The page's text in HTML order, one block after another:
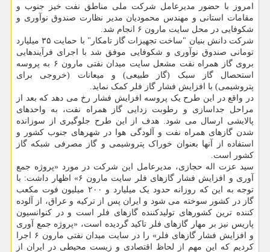
امروز با حضور مدیرعامل شرکت ملی مناطق نفت خیز جنوب و
مقامات استانی و مهندس محمودیان مدیر نظارت صندوق نوآوری و
شکوفایی در محل سایت مارون ۶ انجام شد.
شرکت دانش بنیان "ساخت تجهیزات گاز تامکار" با حمایت ۳۵ میلیارد
تومانی صندوق نوآوری و شکوفایی موفق شد با اجرای فرآیندهایی
بروی گاز همراه نفت مشعل سایت میدان نفتی مارون ۶ به پروسه
استحصال گاز سبک (گاز طبیعی) و میعانات (خروجی برای
پتروشیمی) با افزایش فشار گاز فلر کمک نماید.
در واقع در این طرح یک پروسه افزایش فشار رخ می دهد که بعد از
مراحل جداسازی و رطوبت زدایی گاز همراه نفت، به واحدهای
پالایشی ارسال می شود. هدف از این طرح جلوگیری از سوزانده
شدن گازهای همراه نفت و آلودگی هوا در شهرهای جنوب کشور و
استفاده از آنها بعنوان خوراک پتروشیمی و گاز مصرفی شبکه گاز
کشور است.
سید عزت اله حجازی، مدیرعامل این شرکت در مورد «پروژه جمع
آوری و افزایش فشار گازهای فلر سایت مارون ۶» اظهار داشت: با
توجه به این که روزانه حدود یک میلیارد و ۲۰۰ میلیون فوت مکعب
گاز در کشور سوخته می شود و ایران پس از ترکیه و عراق، از آلوده
کننده ترین کشورهای تولیدکننده گازهای فلر است و در کنوانسیون
پاریس نیز بر مهار گازهای فلر تاکید گردیده است، «پروژه جمع آوری
و افزایش فشار گازهای فلر» را در سایت میدان نفتی مارون ۶ اجرا
کردیم که این مهم از لحاظ اقتصادی و زیست محیطی در ایران از